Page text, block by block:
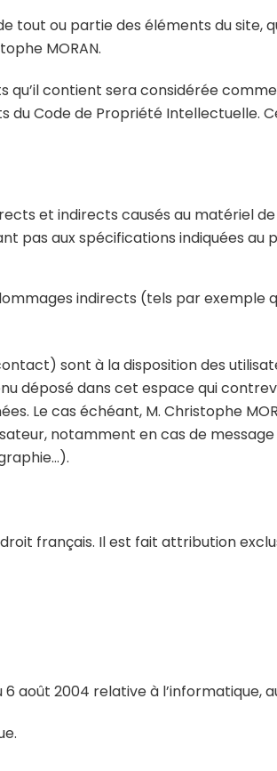
ou partie des éléments du site,
MORAN.
qu’il contient sera considérée
du Code de Propriété Intellectuelle.
et indirects causés au matériel de
pas aux spécifications indiquées au
indirects (tels par exemple
sont à la disposition des
déposé dans cet espace qui
Le cas échéant, M. Christophe
notamment en cas de
français. Il est fait attribution
août 2004 relative à l’informatique,